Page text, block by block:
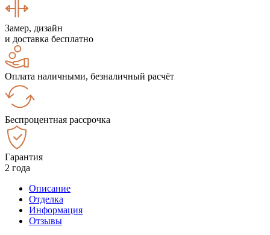
Замер, дизайн
и доставка бесплатно
Оплата наличными, безналичный расчёт
Беспроцентная рассрочка
Гарантия
2 года
Описание
Отделка
Информация
Отзывы